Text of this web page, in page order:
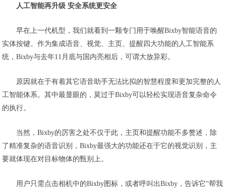
人工智能再升级 安全系统更安全
早在上一代机型，我们就看到一颗专门用于唤醒Bixby智能语音的
实体按键。作为集成语音、视觉、主页、提醒四大功能的人工智能系
统，Bixby与去年11月底与国内亮相后，可谓大放异彩。
原因就在于有着其它语音助手无法比拟的智慧程度和更加完整的人
工智能体系。其中最显眼的，莫过于Bixby可以轻松实现语音复杂命令
的执行。
当然，Bixby的厉害之处不仅于此，主页和提醒功能不多赘述，除
了精准复杂的语音识别，Bixby最强大的功能还在于它的视觉识别，主
要就体现在对目标物体的甄别上。
用户只需点击相机中的Bixby图标，或者呼叫出Bixby，告诉它“帮我